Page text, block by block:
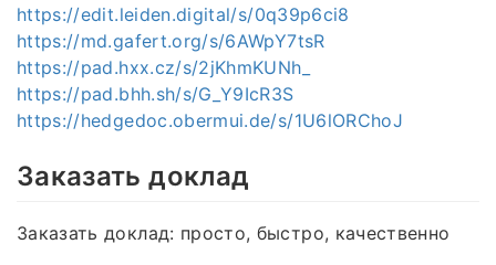
https://edit.leiden.digital/s/0q39p6ci8
https://md.gafert.org/s/6AWpY7tsR
https://pad.hxx.cz/s/2jKhmKUNh_
https://pad.bhh.sh/s/G_Y9IcR3S
https://hedgedoc.obermui.de/s/1U6lORChoJ
Заказать доклад
Заказать доклад: просто, быстро, качественно